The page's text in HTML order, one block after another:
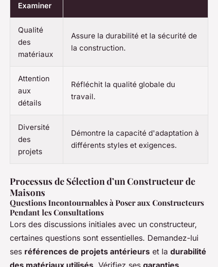
Examiner
Qualité
des
matériaux
Assure la durabilité et la sécurité de
la construction.
Attention
aux
détails
Réfléchit la qualité globale du
travail.
Diversité
des
projets
Démontre la capacité d'adaptation à
différents styles et exigences.
Processus de Sélection d’un Constructeur de
Maisons
Questions Incontournables à Poser aux Constructeurs
Pendant les Consultations
Lors des discussions initiales avec un constructeur,
certaines questions sont essentielles. Demandez-lui
ses références de projets antérieurs et la durabilité
des matériaux utilisés . Vérifiez ses garanties